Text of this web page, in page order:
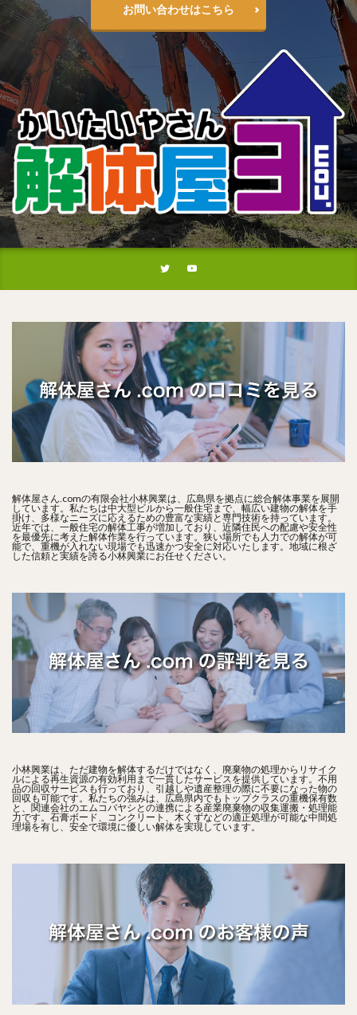
お問い合わせはこちら
解体屋さん.comの有限会社小林興業は、広島県を拠点に総合解体事業を展開
しています。私たちは中大型ビルから一般住宅まで、幅広い建物の解体を手
掛け、多様なニーズに応えるための豊富な実績と専門技術を持っています。
近年では、一般住宅の解体工事が増加しており、近隣住民への配慮や安全性
を最優先に考えた解体作業を行っています。狭い場所でも人力での解体が可
能で、重機が入れない現場でも迅速かつ安全に対応いたします。地域に根ざ
した信頼と実績を誇る小林興業にお任せください。
小林興業は、ただ建物を解体するだけではなく、廃棄物の処理からリサイク
ルによる再生資源の有効利用まで一貫したサービスを提供しています。不用
品の回収サービスも行っており、引越しや遺産整理の際に不要になった物の
回収も可能です。私たちの強みは、広島県内でもトップクラスの重機保有数
と、関連会社のエムコバヤシとの連携による産業廃棄物の収集運搬・処理能
力です。石膏ボード、コンクリート、木くずなどの適正処理が可能な中間処
理場を有し、安全で環境に優しい解体を実現しています。